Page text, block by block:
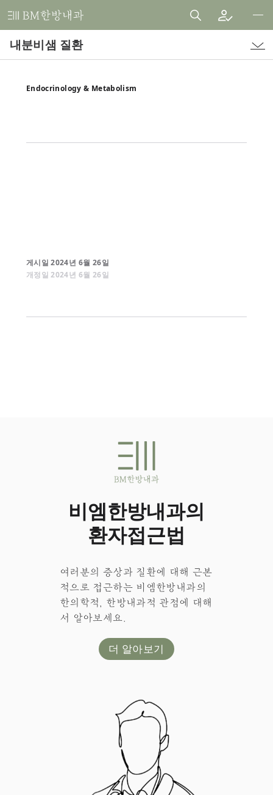
비
한
내분비샘 질환
Endocrinology & Metabolism
게시일2024년 6월 26일
개정일2024년 6월 26일
비엠한방내과의
환자접근법
여러분의 증상과 질환에 대해 근본
적으로 접근하는 비엠한방내과의
한의학적, 한방내과적 관점에 대해
서 알아보세요.
더 알아보기